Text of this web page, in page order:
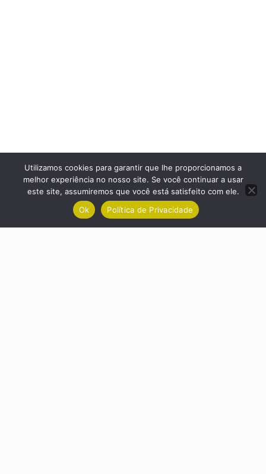
Utilizamos cookies para garantir que lhe proporcionamos a
melhor experiência no nosso site. Se você continuar a usar
este site, assumiremos que você está satisfeito com ele.
Ok
Política de Privacidade